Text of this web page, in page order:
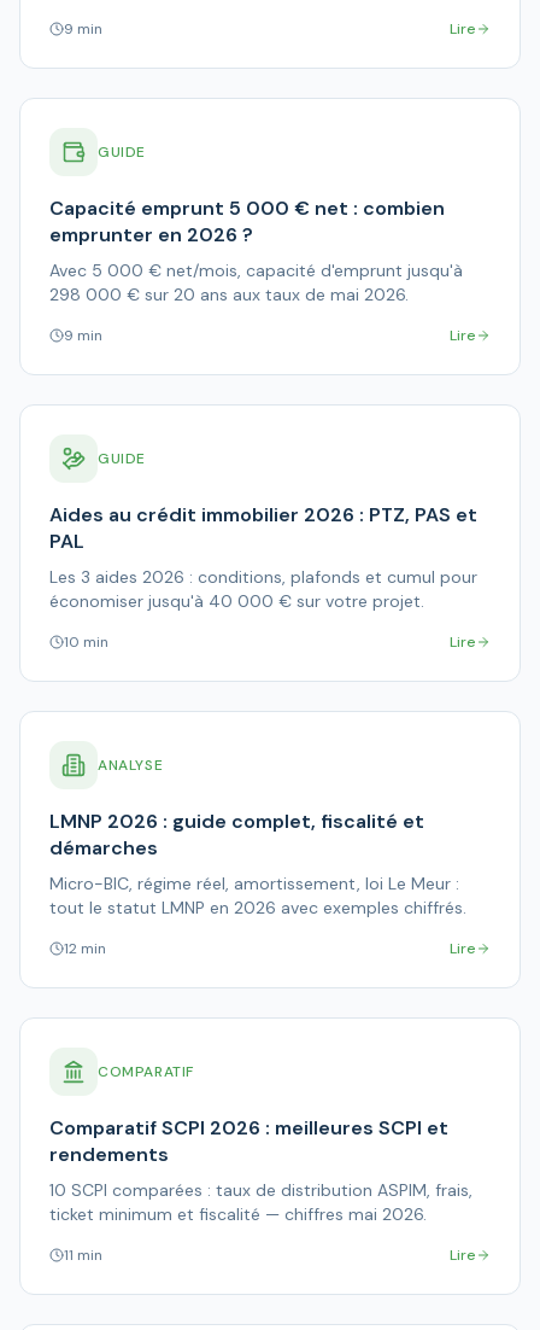
9 min Lire
GUIDE
Capacité emprunt 5 000 € net : combien
emprunter en 2026 ?
Avec 5 000 € net/mois, capacité d'emprunt jusqu'à
298 000 € sur 20 ans aux taux de mai 2026.
9 min Lire
GUIDE
Aides au crédit immobilier 2026 : PTZ, PAS et
PAL
Les 3 aides 2026 : conditions, plafonds et cumul pour
économiser jusqu'à 40 000 € sur votre projet.
10 min Lire
ANALYSE
LMNP 2026 : guide complet, fiscalité et
démarches
Micro-BIC, régime réel, amortissement, loi Le Meur :
tout le statut LMNP en 2026 avec exemples chiffrés.
12 min Lire
COMPARATIF
Comparatif SCPI 2026 : meilleures SCPI et
rendements
10 SCPI comparées : taux de distribution ASPIM, frais,
ticket minimum et fiscalité — chiffres mai 2026.
11 min Lire